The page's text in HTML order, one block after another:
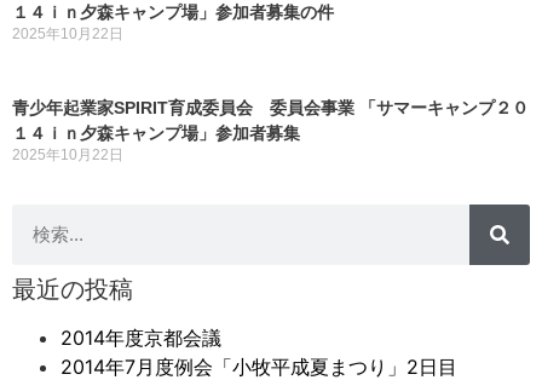
１４ｉｎ夕森キャンプ場」参加者募集の件
2025年10月22日
青少年起業家SPIRIT育成委員会 委員会事業 「サマーキャンプ２０
１４ｉｎ夕森キャンプ場」参加者募集
2025年10月22日
最近の投稿
2014年度京都会議
2014年7月度例会「小牧平成夏まつり」2日目